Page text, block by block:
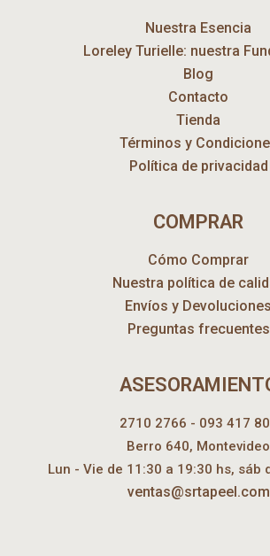
Nuestra Esencia
Loreley Turielle: nuestra
Blog
Contacto
Tienda
Términos y
Política de privacidad
COMPRAR
Cómo Comprar
Nuestra política de
Envíos y Devoluciones
Preguntas frecuentes
2710 2766 - 093 417
Berro 640, Montevideo
Lun - Vie de 11:30 a 19:30 hs, sáb
ventas@srtapeel.com